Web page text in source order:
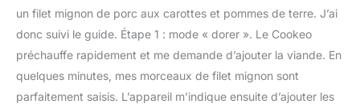
un filet mignon de porc aux carottes et pommes de terre. J’ai
donc suivi le guide. Étape 1 : mode « dorer ». Le Cookeo
préchauffe rapidement et me demande d’ajouter la viande. En
quelques minutes, mes morceaux de filet mignon sont
parfaitement saisis. L’appareil m’indique ensuite d’ajouter les